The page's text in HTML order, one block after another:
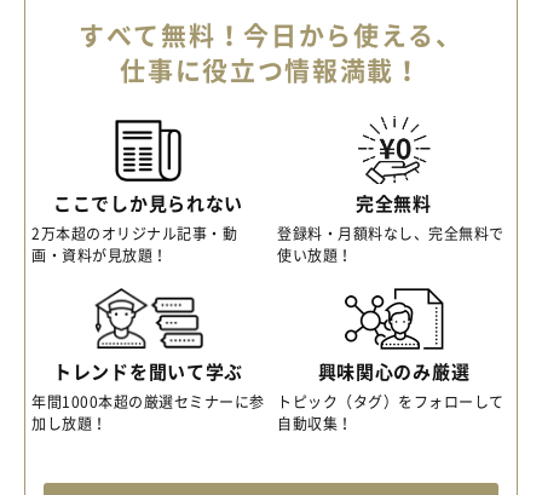
すべて無料！今日から使える、
仕事に役立つ情報満載！
ここでしか見られない
2万本超のオリジナル記事・動
画・資料が見放題！
完全無料
登録料・月額料なし、完全無料で
使い放題！
トレンドを聞いて学ぶ
年間1000本超の厳選セミナーに参
加し放題！
興味関心のみ厳選
トピック（タグ）をフォローして
自動収集！